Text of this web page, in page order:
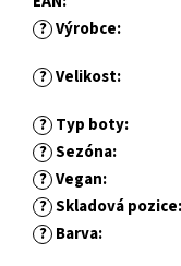
? Výrobce:
? Velikost:
? Typ boty:
? Sezóna:
? Vegan:
? Skladová pozice:
? Barva:
JOMA
JUNIOR
2604
ROYAL
BLUE
547
Kč
Původně: